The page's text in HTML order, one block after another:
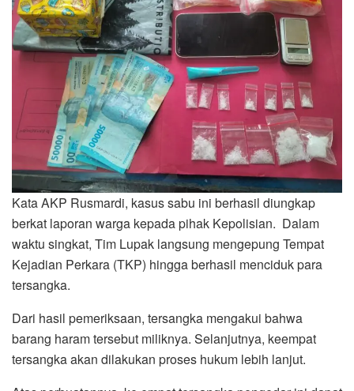
Kata AKP Rusmardi, kasus sabu ini berhasil diungkap
berkat laporan warga kepada pihak Kepolisian. Dalam
waktu singkat, Tim Lupak langsung mengepung Tempat
Kejadian Perkara (TKP) hingga berhasil menciduk para
tersangka.
Dari hasil pemeriksaan, tersangka mengakui bahwa
barang haram tersebut miliknya. Selanjutnya, keempat
tersangka akan dilakukan proses hukum lebih lanjut.